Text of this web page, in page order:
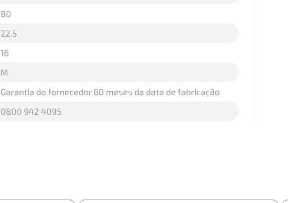
80
22.5
16
M
Garantia do fornecedor 60 meses da data de fabricação
0800 942 4095